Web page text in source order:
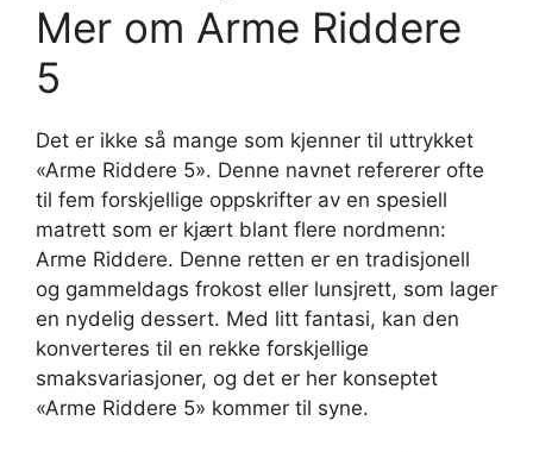
Mer om Arme Riddere
5
Det er ikke så mange som kjenner til uttrykket
«Arme Riddere 5». Denne navnet refererer ofte
til fem forskjellige oppskrifter av en spesiell
matrett som er kjært blant flere nordmenn:
Arme Riddere. Denne retten er en tradisjonell
og gammeldags frokost eller lunsjrett, som lager
en nydelig dessert. Med litt fantasi, kan den
konverteres til en rekke forskjellige
smaksvariasjoner, og det er her konseptet
«Arme Riddere 5» kommer til syne.